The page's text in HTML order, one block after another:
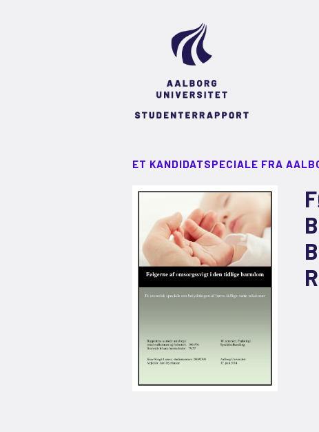
ET KANDIDATSPECIALE FRA